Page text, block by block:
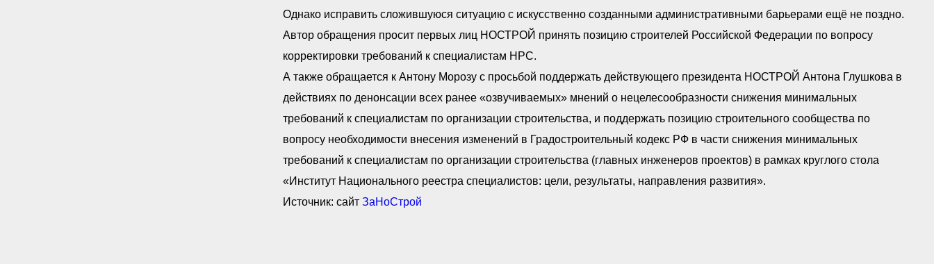
Однако исправить сложившуюся ситуацию с искусственно созданными административными барьерами ещё не поздно.
Автор обращения просит первых лиц НОСТРОЙ принять позицию строителей Российской Федерации по вопросу
корректировки требований к специалистам НРС.
А также обращается к Антону Морозу с просьбой поддержать действующего президента НОСТРОЙ Антона Глушкова в
действиях по денонсации всех ранее «озвучиваемых» мнений о нецелесообразности снижения минимальных
требований к специалистам по организации строительства, и поддержать позицию строительного сообщества по
вопросу необходимости внесения изменений в Градостроительный кодекс РФ в части снижения минимальных
требований к специалистам по организации строительства (главных инженеров проектов) в рамках круглого стола
«Институт Национального реестра специалистов: цели, результаты, направления развития».
Источник: сайт ЗаНоСтрой